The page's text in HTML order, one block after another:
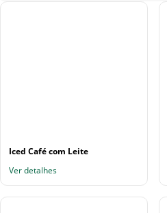
Iced Café com Leite
Ver detalhes